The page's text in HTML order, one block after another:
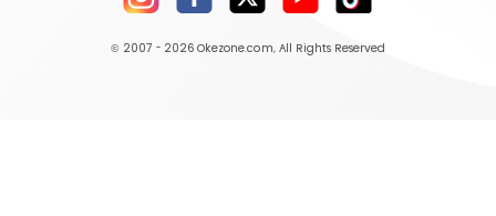
© 2007 - 2026 Okezone.com, All Rights Reserved